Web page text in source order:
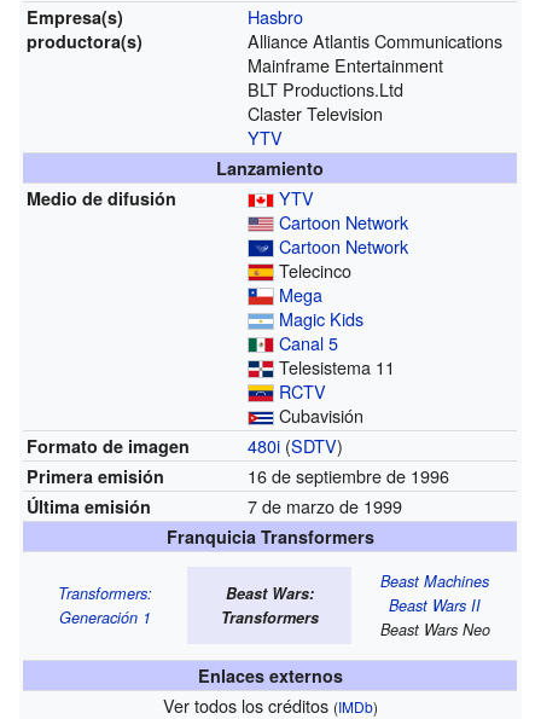
Empresa(s)
productora(s)
Hasbro
Alliance Atlantis Communications
Mainframe Entertainment
BLT Productions.Ltd
Claster Television
YTV
Lanzamiento
Medio de difusión
YTV
Cartoon Network
Cartoon Network
Telecinco
Mega
Magic Kids
Canal 5
Telesistema 11
RCTV
Cubavisión
Formato de imagen 480i (SDTV)
Primera emisión 16 de septiembre de 1996
Última emisión 7 de marzo de 1999
Franquicia Transformers
Transformers:
Generación 1
Beast Wars:
Transformers
Beast Machines
Beast Wars II
Beast Wars Neo
Enlaces externos
Ver todos los créditos (IMDb)